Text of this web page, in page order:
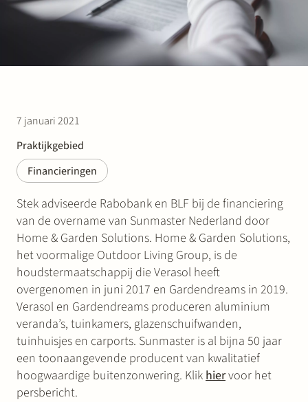
7 januari 2021
Praktijkgebied
Financieringen
Stek adviseerde Rabobank en BLF bij de financiering
van de overname van Sunmaster Nederland door
Home & Garden Solutions. Home & Garden Solutions,
het voormalige Outdoor Living Group, is de
houdstermaatschappij die Verasol heeft
overgenomen in juni 2017 en Gardendreams in 2019.
Verasol en Gardendreams produceren aluminium
veranda’s, tuinkamers, glazenschuifwanden,
tuinhuisjes en carports. Sunmaster is al bijna 50 jaar
een toonaangevende producent van kwalitatief
hoogwaardige buitenzonwering. Klik hiervoor het
persbericht.